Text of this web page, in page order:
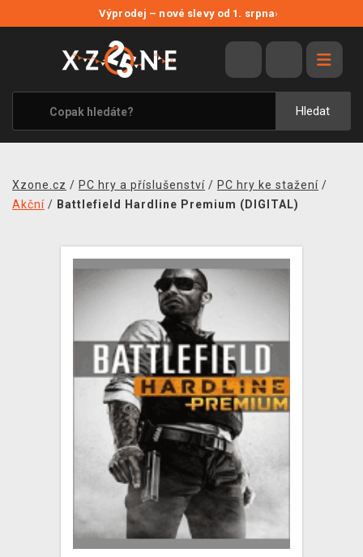
Výprodej – nové slevy od 1. srpna›
Hledat
VÝPRODEJ
VIDEOHRY
XZONE ORIGINALS
TÉMATIKY
MERCHANDISE
PRODEJNY
DOPRAVA
TCG & BOARDGAME HUB
VÝKUP HER (BAZAR)
Xzone.cz / PC hry a příslušenství / PC hry ke stažení /
Akční / Battlefield Hardline Premium (DIGITAL)